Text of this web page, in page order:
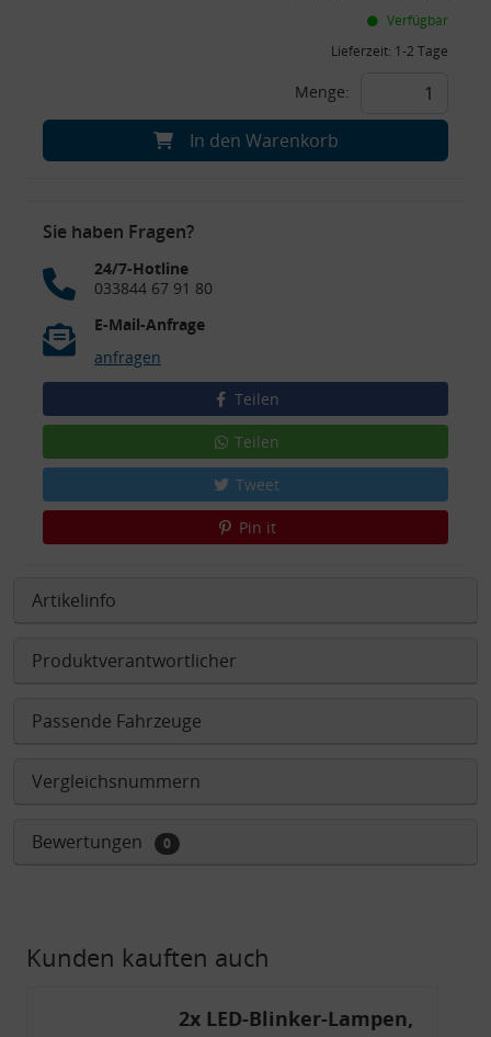
Verfügbar
Lieferzeit: 1-2 Tage
Menge:
In den Warenkorb
Sie haben Fragen?
24/7-Hotline
033844 67 91 80
E-Mail-Anfrage
anfragen
Teilen
Teilen
Tweet
Pin it
Artikelinfo
Produktverantwortlicher
Passende Fahrzeuge
Vergleichsnummern
Bewertungen 0
Kunden kauften auch
2x LED-Blinker-Lampen,